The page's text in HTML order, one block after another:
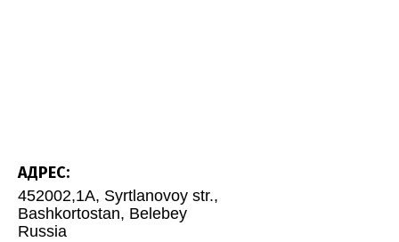
АДРЕС:
452002,1A, Syrtlanovoy str.,
Bashkortostan, Belebey
Russia